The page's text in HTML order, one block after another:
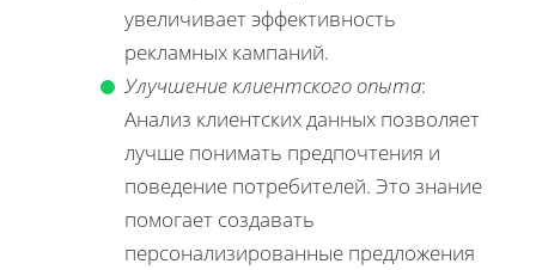
увеличивает эффективность
рекламных кампаний.
Улучшение клиентского опыта:
Анализ клиентских данных позволяет
лучше понимать предпочтения и
поведение потребителей. Это знание
помогает создавать
персонализированные предложения